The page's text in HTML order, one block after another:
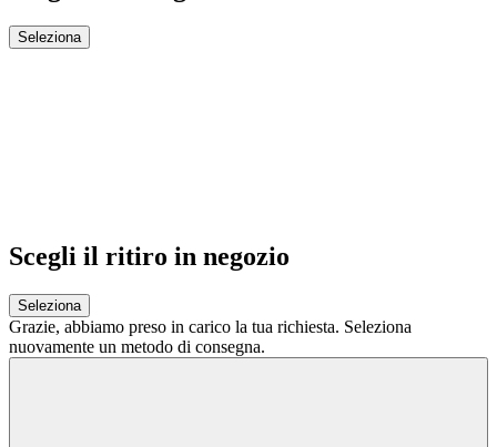
Seleziona
Scegli il ritiro in negozio
Seleziona
Grazie, abbiamo preso in carico la tua richiesta. Seleziona
nuovamente un metodo di consegna.